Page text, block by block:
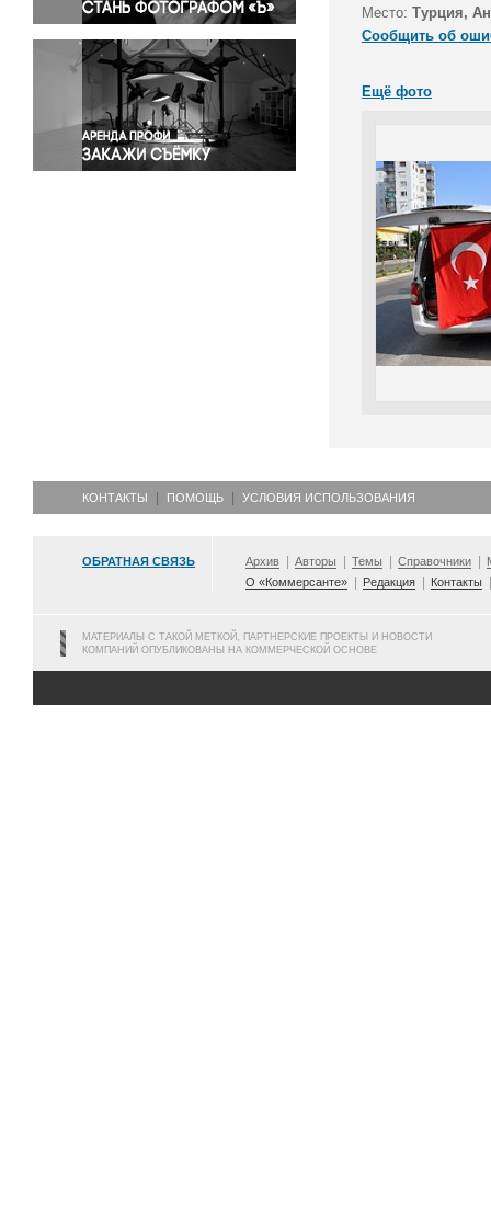
Религия
Светская жизнь
Спорт
Экология
Экономика и бизнес
Место: Турция,
Сообщить об
Ещё фото
КОНТАКТЫ ПОМОЩЬ УСЛОВИЯ ИСПОЛЬЗОВАНИЯ
ОБРАТНАЯ СВЯЗЬ Архив Авторы Темы Справочники
О «Коммерсанте»
Редакция Контакты
МАТЕРИАЛЫ С ТАКОЙ МЕТКОЙ, ПАРТНЕРСКИЕ ПРОЕКТЫ И НОВОСТИ
КОМПАНИЙ ОПУБЛИКОВАНЫ НА КОММЕРЧЕСКОЙ ОСНОВЕ